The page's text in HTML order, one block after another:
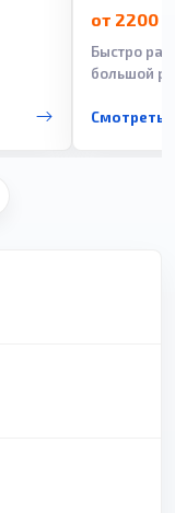
от 2200
Быстро
большой
Смотреть